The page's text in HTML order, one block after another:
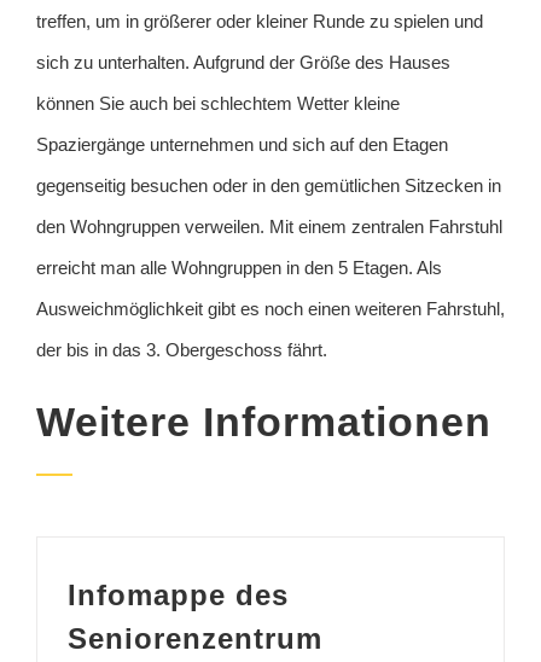
treffen, um in größerer oder kleiner Runde zu spielen und
sich zu unterhalten. Aufgrund der Größe des Hauses
können Sie auch bei schlechtem Wetter kleine
Spaziergänge unternehmen und sich auf den Etagen
gegenseitig besuchen oder in den gemütlichen Sitzecken in
den Wohngruppen verweilen. Mit einem zentralen Fahrstuhl
erreicht man alle Wohngruppen in den 5 Etagen. Als
Ausweichmöglichkeit gibt es noch einen weiteren Fahrstuhl,
der bis in das 3. Obergeschoss fährt.
Weitere Informationen
Infomappe des
Seniorenzentrum